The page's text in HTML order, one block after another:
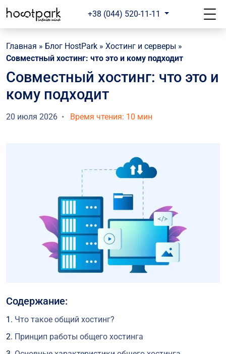
+38 (044) 520-11-11
Главная » Блог HostPark » Хостинг и серверы »
Совместный хостинг: что это и кому подходит
Совместный хостинг: что это и
кому подходит
20 июля 2026 Время чтения: 10 мин
Содержание:
Что такое общий хостинг?
Принцип работы общего хостинга